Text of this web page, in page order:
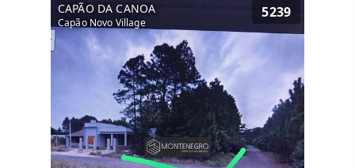
CAPÃO DA CANOA
Capão Novo Village
5239